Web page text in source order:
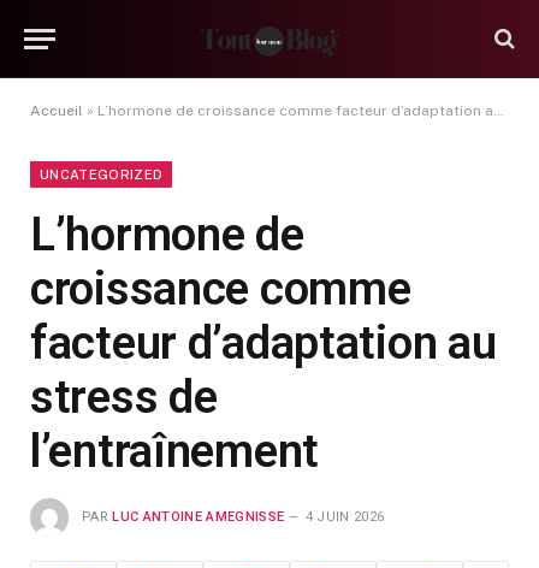
Accueil » L’hormone de croissance comme facteur d’adaptation au stress de l’entraînement
UNCATEGORIZED
L’hormone de
croissance comme
facteur d’adaptation au
stress de
l’entraînement
PAR LUC ANTOINE AMEGNISSE 4 JUIN 2026